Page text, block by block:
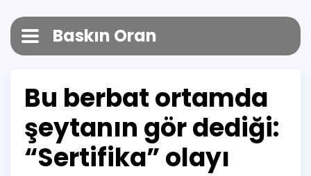
Baskın Oran
Bu berbat ortamda
şeytanın gör dediği:
“Sertifika” olayı